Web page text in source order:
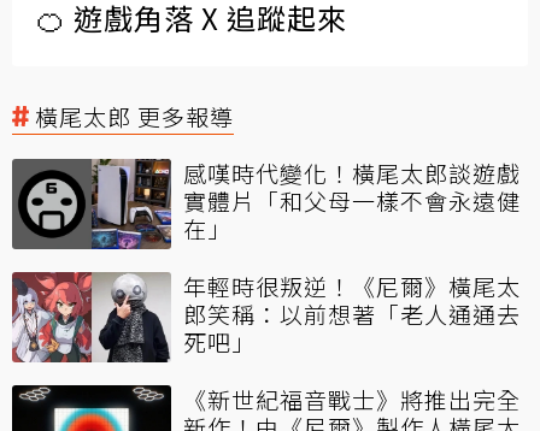
🍊 遊戲角落 X 追蹤起來
橫尾太郎 更多報導
感嘆時代變化！橫尾太郎談遊戲
實體片「和父母一樣不會永遠健
在」
年輕時很叛逆！《尼爾》橫尾太
郎笑稱：以前想著「老人通通去
死吧」
《新世紀福音戰士》將推出完全